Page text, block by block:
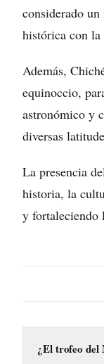
considerado
histórica con
Además,
equinoccio,
astronómico y
diversas
La presencia
historia, la
y fortaleciendo
¿El trofeo del